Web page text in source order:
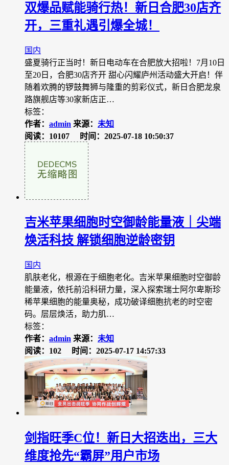
双爆品赋能骑行热！新日合肥30店齐
开，三重礼遇引爆全城！
国内
盛夏骑行正当时！新日电动车在合肥放大招啦！7月10日
至20日，合肥30店齐开 甜心闪耀庐州活动盛大开启！伴
随着欢腾的锣鼓舞狮与隆重的剪彩仪式，新日合肥龙泉
路旗舰店等30家新店正…
标签：
作者： admin 来源： 未知
阅读：10107
时间：2025-07-18 10:50:37
吉米苹果细胞时空御龄能量液｜尖端
焕活科技 解锁细胞逆龄密钥
国内
肌肤老化，根源在于细胞老化。吉米苹果细胞时空御龄
能量液，依托前沿科研力量，深入探索瑞士阿尔卑斯珍
稀苹果细胞的能量奥秘，成功破译细胞抗老的时空密
码。层层焕活，助力肌…
标签：
作者： admin 来源： 未知
阅读：102
时间：2025-07-17 14:57:33
剑指旺季C位！新日大招迭出，三大
维度抢先“霸屏”用户市场